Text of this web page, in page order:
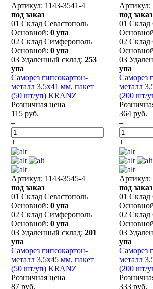
Артикул: 1143-3541-4
под заказ
01 Склад Севастополь
Основной: 0 упа
02 Склад Симферополь
Основной: 0 упа
03 Удаленный склад: 253
упа
Саморез гипсокартон-
металл 3,5х41 мм, пакет
(50 шт/уп) KRANZ
Розничная цена
115 руб.
–
+
Артикул:
под заказ
01 Склад
02
03
упа
Саморез
металл
(200 шт/
364 руб.
–
+
Артикул: 1143-3545-4
под заказ
01 Склад Севастополь
Основной: 0 упа
02 Склад Симферополь
Основной: 0 упа
03 Удаленный склад: 201
упа
Саморез гипсокартон-
металл 3,5х45 мм, пакет
(50 шт/уп) KRANZ
Розничная цена
87 руб.
Артикул:
под заказ
01 Склад
02
03
упа
Саморез
металл
(200 шт/
333 руб.